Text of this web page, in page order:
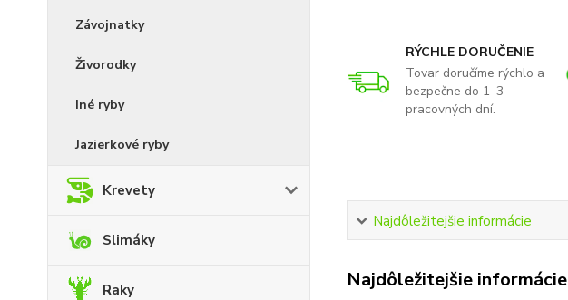
Závojnatky
Živorodky
Iné ryby
Jazierkové ryby
Krevety
Slimáky
Raky
RÝCHLE DORUČENIE
Tovar doručíme rýchlo a
bezpečne do 1–3
pracovných dní.
Najdôležitejšie informácie
Najdôležitejšie informácie